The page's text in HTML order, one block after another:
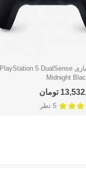
دوست داشتن
دسته بازی PlayStation 5 DualSense
تومان
5 نظر